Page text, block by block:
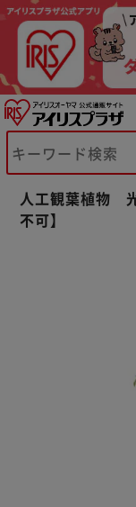
人工観葉植物
不可】
※ご確認く